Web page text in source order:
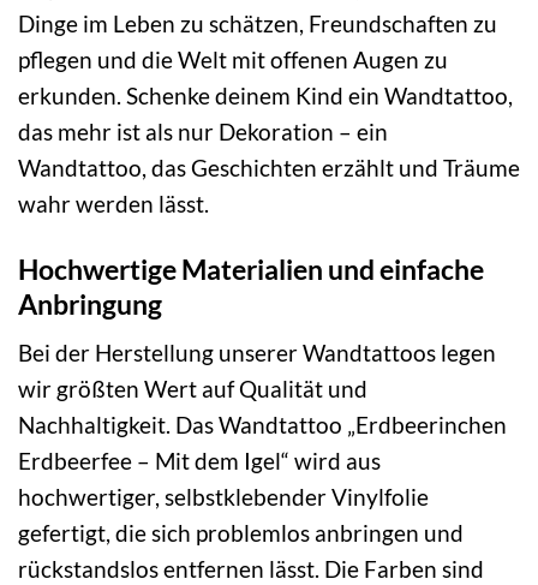
Dinge im Leben zu schätzen, Freundschaften zu
pflegen und die Welt mit offenen Augen zu
erkunden. Schenke deinem Kind ein Wandtattoo,
das mehr ist als nur Dekoration – ein
Wandtattoo, das Geschichten erzählt und Träume
wahr werden lässt.
Hochwertige Materialien und einfache
Anbringung
Bei der Herstellung unserer Wandtattoos legen
wir größten Wert auf Qualität und
Nachhaltigkeit. Das Wandtattoo „Erdbeerinchen
Erdbeerfee – Mit dem Igel“ wird aus
hochwertiger, selbstklebender Vinylfolie
gefertigt, die sich problemlos anbringen und
rückstandslos entfernen lässt. Die Farben sind